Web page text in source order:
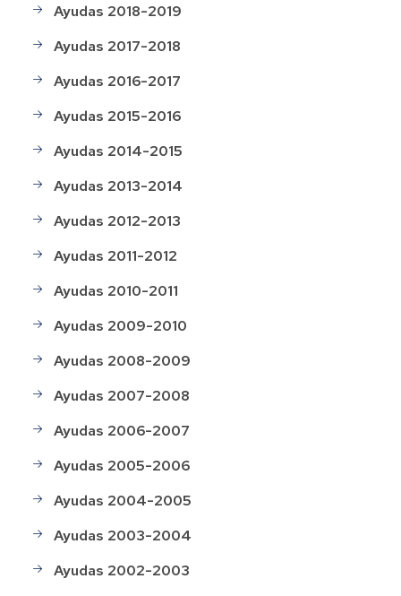
Ayudas 2018-2019
Ayudas 2017-2018
Ayudas 2016-2017
Ayudas 2015-2016
Ayudas 2014-2015
Ayudas 2013-2014
Ayudas 2012-2013
Ayudas 2011-2012
Ayudas 2010-2011
Ayudas 2009-2010
Ayudas 2008-2009
Ayudas 2007-2008
Ayudas 2006-2007
Ayudas 2005-2006
Ayudas 2004-2005
Ayudas 2003-2004
Ayudas 2002-2003